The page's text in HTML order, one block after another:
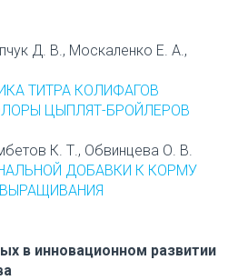
Д. В., Москаленко Е. А.,
ТИТРА КОЛИФАГОВ
ЦЫПЛЯТ-БРОЙЛЕРОВ
К. Т., Обвинцева О. В.
ДОБАВКИ К КОРМУ
в инновационном развитии